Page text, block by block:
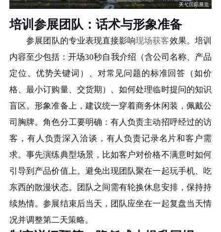
培训参展团队：话术与形象准备
参展团队的专业表现直接影响现场获客效果。培训
内容至少包括：开场30秒自我介绍（含公司名称、产品
定位、优势关键词）、对常见问题的标准回答（如价
格、最小订购量、交货期）、如何处理临时提问的知识
盲区。形象准备上，建议统一穿着商务休闲装，佩戴公
司胸牌。角色分工要明确：有人负责主动招呼经过的访
客，有人负责深入洽谈，有人负责记录名片和客户需
求。事先演练典型场景，比如客户对价格不满意时如何
引导到产品价值上。避免出现团队聚在一起玩手机、吃
东西的散漫状态。团队之间需有轮换休息安排，保持持
续热情。参展结束后当天，团队应坐在一起复盘当天情
况并调整第二天策略。